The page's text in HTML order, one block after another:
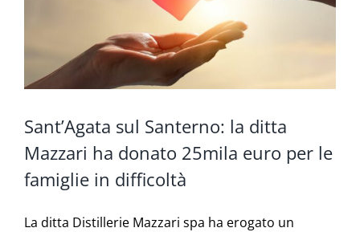
Sant’Agata sul Santerno: la ditta
Mazzari ha donato 25mila euro per le
famiglie in difficoltà
La ditta Distillerie Mazzari spa ha erogato un